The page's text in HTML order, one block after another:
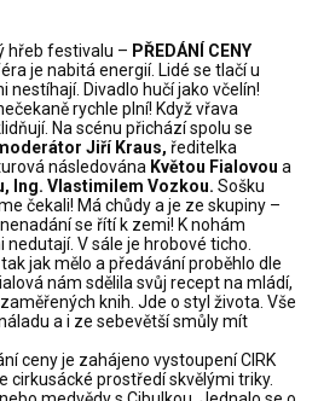
hřeb festivalu – PŘEDÁNÍ CENY
je nabitá energií. Lidé se tlačí u
nestíhají. Divadlo hučí jako včelín!
rychle plní! Když vřava
Na scénu přichází spolu se
Jiří Kraus, ředitelka
následována Květou Fialovou a
Ing. Vlastimilem Vozkou. Sošku
čekali! Má chůdy a je ze skupiny –
nenadání se řítí k zemi! K nohám
V sále je hrobové ticho.
jak mělo a předávání proběhlo dle
nám sdělila svůj recept na mládí,
knih. Jde o styl života. Vše
a i ze sebevětší smůly mít
ceny je zahájeno vystoupení CIRK
cirkusácké prostředí skvělými triky.